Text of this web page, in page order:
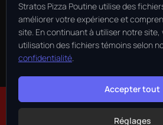
programme de franchise des plus
assurer la croissance de
rentable et efficace. Le succès de
grande partie sur la relation de
©Stratos Pizza -
Parro Info
Stratos Pizza Poutine utilise des
améliorer votre expérience et
site. En continuant à utiliser notre
utilisation des fichiers témoins selon
confidentialité.
Accepter tout
Réglages